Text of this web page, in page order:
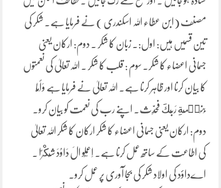
مصنف (ابن عطاء اللہ اسکندری ) نے فرمایا ہے۔ شکر کی
تین قسمیں ہیں: اول:۔ زبان کا شکر ۔ دوم: ارکان یعنی
جسمانی اعضاء کا شکر۔ سوم : قلب کا شکر ۔ اللہ تعالیٰ کی نعمتوں
کا بیان کرنا اور ظاہر کرنا ہے۔ اللہ تعالیٰ نے فرمایا ہے وَأَمَّا
بِنِعۡمَةِ رَبِّكَ فَحَدِّث۔ اپنے رب کی نعمت کو بیان کرو۔
دوم: ارکان یعنی جسمانی اعضاء کا شکر ارکان کا شکر اللہ تعالیٰ
کی اطاعت کے ساتھ عمل کرنا ہے۔ اِعْمَلُو الَ دَاوُدَ شُكْرًا ۔
اےداؤد کی اولاد شکر کی بجا آوری پر عمل کرو۔